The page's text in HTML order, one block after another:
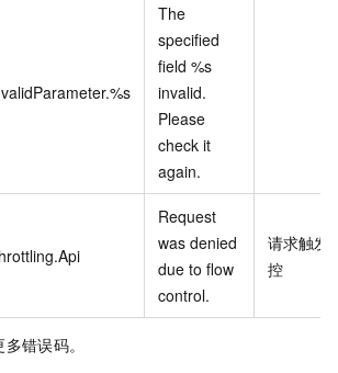
The
specified
field %s
invalid.
Please
check it
again.
Request
was denied
due to flow
control.
请求触发
控
错误码。